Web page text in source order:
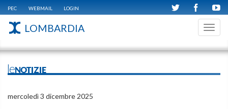
PEC WEBMAIL LOGIN
LOMBARDIA
leNOTIZIE
mercoledì 3 dicembre 2025